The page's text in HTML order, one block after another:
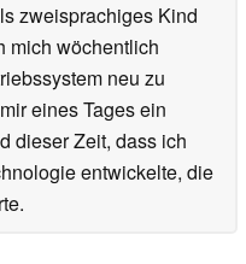
zweisprachiges Kind
mich wöchentlich
neu zu
eines Tages ein
dieser Zeit, dass ich
entwickelte, die